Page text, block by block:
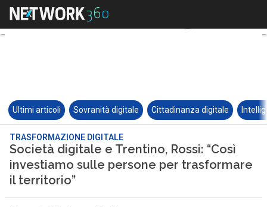
Ultimi articoli Sovranità digitale Cittadinanza digitale
TRASFORMAZIONE DIGITALE
Società digitale e Trentino, Rossi: “Così
investiamo sulle persone per trasformare
il territorio”